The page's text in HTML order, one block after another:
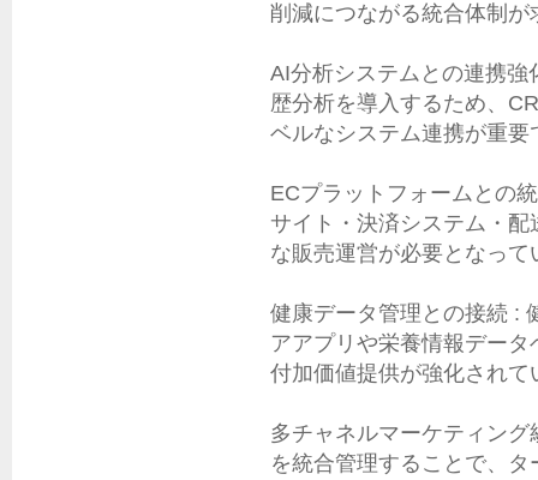
削減につながる統合体制
AI分析システムとの連携
歴分析を導入するため、
ベルなシステム連携が重要
ECプラットフォームとの
サイト・決済システム・
な販売運営が必要となって
健康データ管理との接続 :
アアプリや栄養情報デー
付加価値提供が強化されて
多チャネルマーケティン
を統合管理することで、